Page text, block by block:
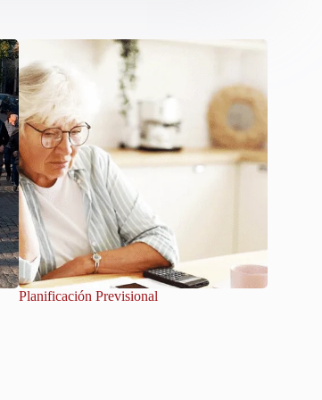
Planificación Previsional